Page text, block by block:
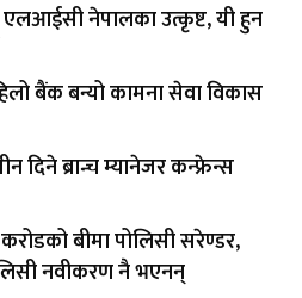
नेपालका उत्कृष्ट, यी हुन
बैंक बन्यो कामना सेवा विकास
ब्रान्च म्यानेजर कन्फ्रेन्स
बीमा पोलिसी सरेण्डर,
नवीकरण नै भएनन्